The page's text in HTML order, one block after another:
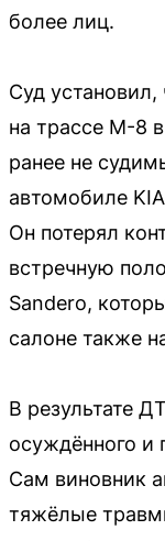
более лиц.
Суд установил,
на трассе М-8
ранее не
автомобиле
Он потерял
встречную
Sandero,
салоне также
В результате
осуждённого и
Сам виновник
тяжёлые